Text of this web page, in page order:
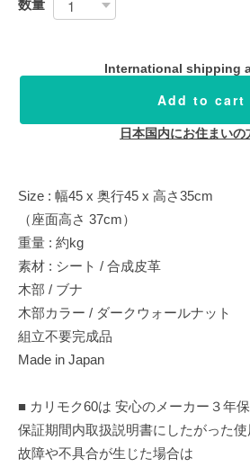
数量
International shipping
Add to cart
日本国内にお住まいの
Size : 幅45 x 奥行45 x 高さ35cm
（座面高さ 37cm）
重量 : 約kg
素材 : シート / 合成皮革
木部 / ブナ
木部カラー / ダークウォールナット
組立不要完成品
Made in Japan
■ カリモク60は 安心のメーカー３年
保証期間内取扱説明書にしたがった
故障や不具合が生じた場合は